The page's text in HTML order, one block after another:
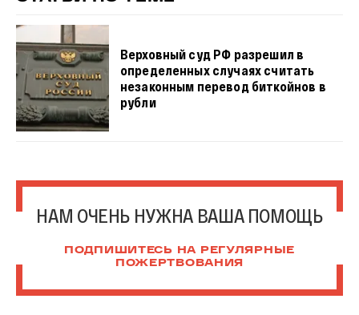
Верховный суд РФ разрешил в
определенных случаях считать
незаконным перевод биткойнов в
рубли
НАМ ОЧЕНЬ НУЖНА ВАША ПОМОЩЬ
ПОДПИШИТЕСЬ НА РЕГУЛЯРНЫЕ
ПОЖЕРТВОВАНИЯ